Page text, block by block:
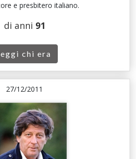
e presbitero italiano.
di anni 91
chi era
27/12/2011